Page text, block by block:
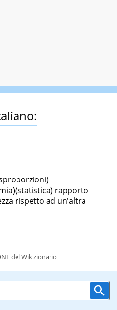
rapporto
rispetto ad un'altra
del Wikizionario